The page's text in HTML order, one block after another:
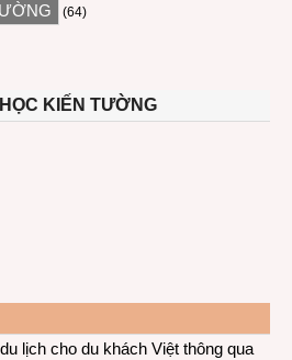
(64)
KIẾN TƯỜNG
lịch cho du khách Việt thông qua